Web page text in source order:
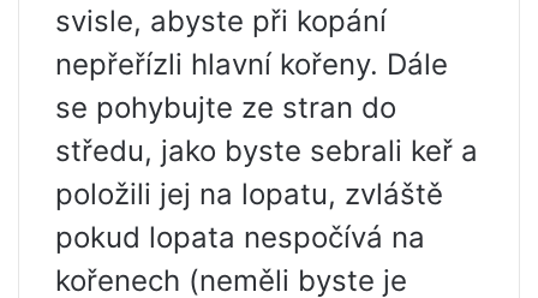
svisle, abyste při kopání
nepřeřízli hlavní kořeny. Dále
se pohybujte ze stran do
středu, jako byste sebrali keř a
položili jej na lopatu, zvláště
pokud lopata nespočívá na
kořenech (neměli byste je